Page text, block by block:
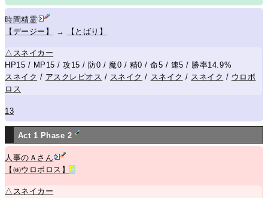
時間精霊
【デージー】
→ 【とばり】
△ スネイカー
HP15 / MP15 / 攻15 / 防0 / 魔0 / 精0 / 命5 / 速5 / 勝率14.9%
スネイク / アスクレピオス / スネイク / スネイク / スネイク / ウロボ
ロス
13
Act 1 Phase 2
人事のＡさん
【㈱ウロボロス】
R
△ スネイカー